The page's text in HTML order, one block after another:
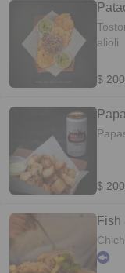
alioli
$
$
Fish